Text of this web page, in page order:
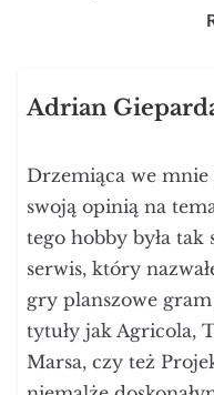
Adrian
Drzemiąca we mnie
swoją opinią na
tego hobby była tak
serwis, który
gry planszowe
tytuły jak Agricola,
Marsa, czy też